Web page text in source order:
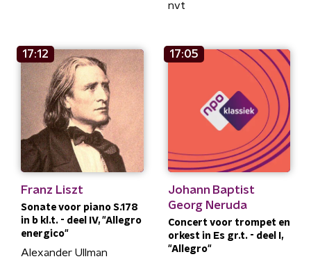
nvt
17:12
Franz Liszt
Sonate voor piano S.178
in b kl.t. - deel IV, "Allegro
energico"
Alexander Ullman
17:05
Johann Baptist
Georg Neruda
Concert voor trompet en
orkest in Es gr.t. - deel I,
"Allegro"